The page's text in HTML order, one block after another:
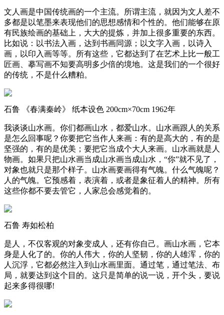
文人画是中国传统画的一个主流。所谓主流，就因为文人差不
多都是以笔墨来表现他们的思想感情和个性的。他们能够在原
有民族绘画的基础上，大大的提炼，并加上很多重要的东西。
比如说：以书法入画，达到书画同源；以文字入画，以诗入
画，以印入画等等。所有这些，它都达到了在艺术上比一般工
匠画、摹写画不知要高明多少倍的境地。这是我们的一个很好
的传统，不是什么糟粕。
石鲁 《春满秦岭》 纸本设色 200cm×70cm 1962年
我谈谈山水画。你们都画山水，都爱山水。山水画跟人的关系
是怎么回事呢？你要把它当作人来画：有的是高大的，有的是
坚强的，有的是优美；要把它当成个大人来画。山水画就是人
物画。如果只把山水画当成山水画当成山水，“你”就不见了，
对象也就只是那个样子。山水画要画得有气魄。什么气魄呢？
人的气魄。它预感着，表演着，或者是象征着人的精神。所有
这些你都不要去管它，人家总会感觉着的。
石鲁 寿如松柏
是人，不仅客观的对象变成人，还有你自己。画山水画，它本
身是人化了的。你的人伟大，你的人坚韧，你的人雄浑，你的
人沉浮，它都必然注入到山水画里面。通过笔，通过笔法、布
局，就要达到这个目的。这只是简单的说一说，开个头，要说
起来多得很哪!